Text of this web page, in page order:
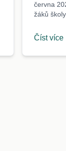
června
žáků
Číst